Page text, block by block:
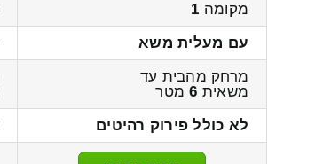
מקומה 1
עם מעלית משא
מרחק מהבית עד
משאית 6מטר
לא כולל פירוק רהיטים